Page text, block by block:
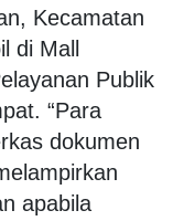
Kecamatan
di Mall
Publik
“Para
dokumen
apabila